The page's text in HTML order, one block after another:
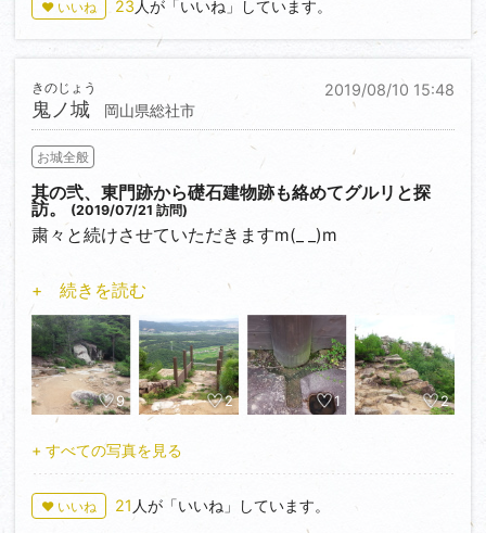
ろん出部屋と呼ばれる武者隠しも完備。外観もそうで
すが、無駄を省いた機能性重視の天守といえます。
また、姫路城などのような心柱が存在しておらず、一
階の柱が多いのも特徴です。これは、高層建築の技術
がまだ確立しきっていなかった時代における貴重な例
といいます。
最上階の廻縁と欄干を頂いた望楼型というのも古い形
何より大きい特徴は、天守の屋根に葺かれた笏谷石
（？）製の石瓦です。北陸の酷寒にも強く、雨が降れ
ば青みがかった石の色がより鮮やかになり見た目にも
美しい表情を見せます。最大の欠点はやはり重さです
ね。もちろん、復元建物を除いて現存唯一の石瓦葺き
の建物です。
なるほど、知らないことがかなりあったので、いろい
ろと勉強させていただきました。
規模はかなり壮大だったようで、特に天主はかなり大
きかったらしく、秀吉が小早川隆景に送った書状の中
しています。この時代に九層の建物を造るなんて可能
だったのかという疑問はさておき、それだけ大きい天
主だったのでしょう。
また、ルイス・フロイスが天正九年（1581）に北ノ庄
を訪問した時の記録によると「城及び他の屋敷の屋根
が全てことごとく立派な石で葺かれており、その色に
より一層城の美観を増した」とあります。また、町の
て足羽川に架橋された九十九橋（半石半木という独特
な構造の大橋）についても触れられています。
天正十一年（1583）に北ノ庄城は未完成のまま落城し
てしまいますが、勝家は治政7年間のほとんどを城と
城下町の経営に費やしていたようで、まさに現代まで
の福井の発展の基盤は勝家によって造られたと言って
も過言ではないでしょう。
そんな北ノ庄城は江戸時代に入ってから越前六十八万
石の太守となった結城秀康によって築城し直されま
す。地上から勝家の痕跡を無くすかのように…。
♥ いいね 23 人が「いいね」しています。
2019/08/10 15:48
鬼ノ城
きのじょう
岡山県総社市
お城全般
其の弐、東門跡から礎石建物跡も絡めてグルリと探
訪。 (2019/07/21 訪問)
粛々と続けさせていただきますm(_ _)m
南門跡を過ぎると、巨石がかなりゴロゴロしているの
が見受けられます。元々高石垣が築かれていたのか、
単に落石によるものか…。
この鬼ノ城は所謂『桃太郎伝説』に関連付けて語られ
ることが多く、それによるとここは温羅（うら）とい
う鬼神が本拠としていて、吉備の中山に陣を構えた大
吉備津彦命と対峙したそうな。
そんな伝説とも相まって、どことなく人ならざるもの
の住処だったのではという雰囲気さえ漂います。
なお、『屏風折れの石垣』近くには『温羅舊跡』と刻
まれた石碑が立っています。
+ 続きを読む
9 2 1 2
+ すべての写真を見る
♥ いいね 21 人が「いいね」しています。